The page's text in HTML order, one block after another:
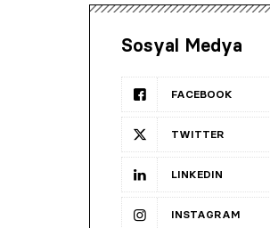
Sosyal Medya
FACEBOOK
TWITTER
LINKEDIN
INSTAGRAM